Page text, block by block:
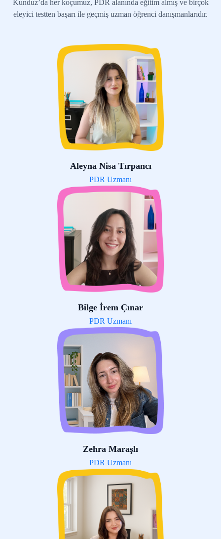
Kunduz’da her koçumuz, PDR alanında eğitim almış ve birçok
eleyici testten başarı ile geçmiş uzman öğrenci danışmanlarıdır.
Aleyna Nisa Tırpancı
PDR Uzmanı
Bilge İrem Çınar
PDR Uzmanı
Zehra Maraşlı
PDR Uzmanı